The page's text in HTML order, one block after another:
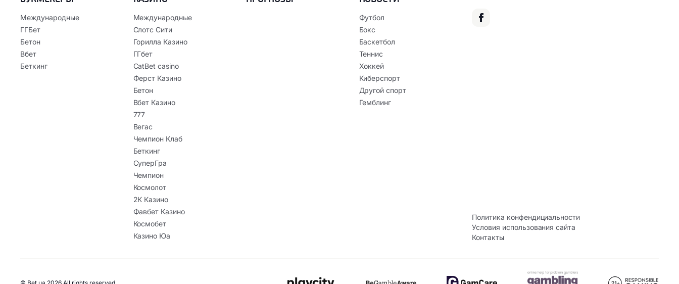
Международные
ГГБет
Бетон
Вбет
Беткинг
Международные
Слотс Сити
Горилла Казино
ГГбет
CatBet casino
Ферст Казино
Бетон
Вбет Казино
777
Вегас
Чемпион Клаб
Беткинг
СуперГра
Чемпион
Космолот
2К Казино
Фавбет Казино
Космобет
Казино Юа
Футбол
Бокс
Баскетбол
Теннис
Хоккей
Киберспорт
Другой спорт
Гемблинг
Политика конфендициальности
Условия использования сайта
Контакты